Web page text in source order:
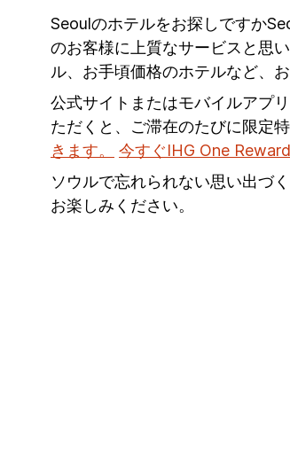
Seoulのホテルをお探しですか
のお客様に上質なサービスと思
ル、お手頃価格のホテルなど、
公式サイトまたはモバイルアプ
ただくと、ご滞在のたびに限定
きます。
今すぐIHG One
ソウルで忘れられない思い出づ
お楽しみください。